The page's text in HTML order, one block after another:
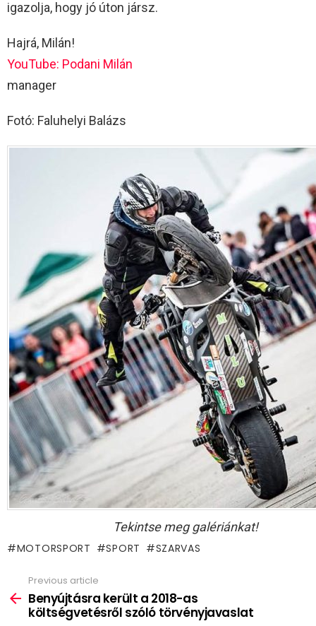
igazolja, hogy jó úton jársz.
Hajrá, Milán!
YouTube: Podani Milán
manager
Fotó: Faluhelyi Balázs
Tekintse meg galériánkat!
MOTORSPORT SPORT SZARVAS
more
Previous article
Benyújtásra került a 2018-as
költségvetésről szóló törvényjavaslat